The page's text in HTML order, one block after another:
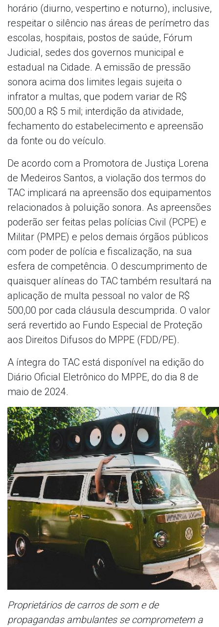
horário (diurno, vespertino e noturno), inclusive,
respeitar o silêncio nas áreas de perímetro das
escolas, hospitais, postos de saúde, Fórum
Judicial, sedes dos governos municipal e
estadual na Cidade. A emissão de pressão
sonora acima dos limites legais sujeita o
infrator a multas, que podem variar de R$
500,00 a R$ 5 mil; interdição da atividade,
fechamento do estabelecimento e apreensão
da fonte ou do veículo.
De acordo com a Promotora de Justiça Lorena
de Medeiros Santos, a violação dos termos do
TAC implicará na apreensão dos equipamentos
relacionados à poluição sonora. As apreensões
poderão ser feitas pelas polícias Civil (PCPE) e
Militar (PMPE) e pelos demais órgãos públicos
com poder de polícia e fiscalização, na sua
esfera de competência. O descumprimento de
quaisquer alíneas do TAC também resultará na
aplicação de multa pessoal no valor de R$
500,00 por cada cláusula descumprida. O valor
será revertido ao Fundo Especial de Proteção
aos Direitos Difusos do MPPE (FDD/PE).
A íntegra do TAC está disponível na edição do
Diário Oficial Eletrônico do MPPE, do dia 8 de
maio de 2024.
Proprietários de carros de som e de
propagandas ambulantes se comprometem a